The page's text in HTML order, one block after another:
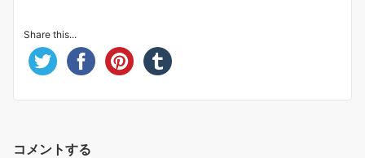
Share this...
コメントする